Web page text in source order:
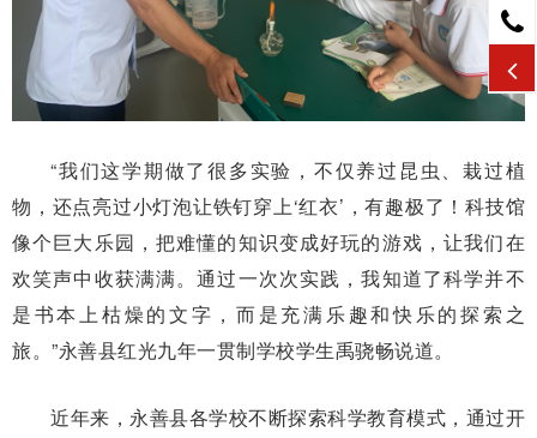
“我们这学期做了很多实验，不仅养过昆虫、栽过植
物，还点亮过小灯泡让铁钉穿上‘红衣’，有趣极了！科技馆
像个巨大乐园，把难懂的知识变成好玩的游戏，让我们在
欢笑声中收获满满。通过一次次实践，我知道了科学并不
是书本上枯燥的文字，而是充满乐趣和快乐的探索之
旅。”永善县红光九年一贯制学校学生禹骁畅说道。
近年来，永善县各学校不断探索科学教育模式，通过开